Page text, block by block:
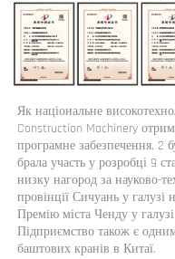
Як національне
Construction Machinery
програмне забезпечення, 2
брала участь у розробці 9
низку нагород за науково-
провінції Сичуань у галузі
Премію міста Ченду у
Підприємство також є
баштових кранів в Китаї.